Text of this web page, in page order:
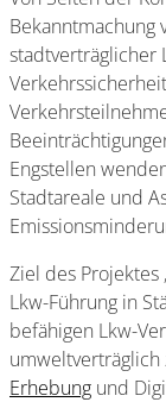
Bekanntmachung
stadtverträglicher
Engstellen
Stadtareale und
Ziel des Projektes
Lkw-Führung in
befähigen Lkw-
Erhebung und